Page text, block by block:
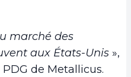
marché des
aux États-Unis »,
de Metallicus.